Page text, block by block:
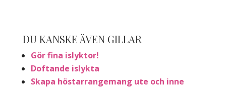
DU KANSKE ÄVEN GILLAR
Gör fina islyktor!
Doftande islykta
Skapa höstarrangemang ute och inne